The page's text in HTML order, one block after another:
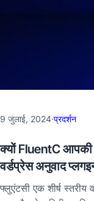
9 जुलाई, 2024·प्रदर्शन
क्यों FluentC
वर्डप्रेस अनुवाद
फ्लुएंटसी एक शीर्ष